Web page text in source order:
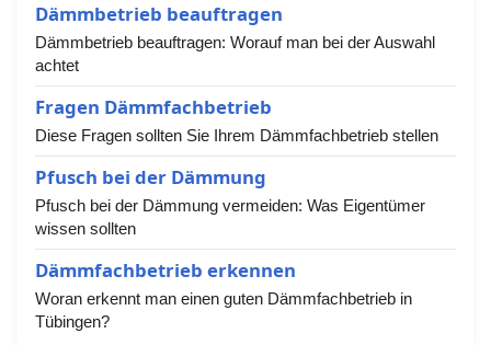
Dämmbetrieb beauftragen
Dämmbetrieb beauftragen: Worauf man bei der Auswahl
achtet
Fragen Dämmfachbetrieb
Diese Fragen sollten Sie Ihrem Dämmfachbetrieb stellen
Pfusch bei der Dämmung
Pfusch bei der Dämmung vermeiden: Was Eigentümer
wissen sollten
Dämmfachbetrieb erkennen
Woran erkennt man einen guten Dämmfachbetrieb in
Tübingen?